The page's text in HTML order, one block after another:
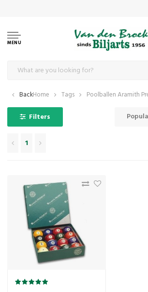
MENU
BackHome Tags Poolballen Aramith
Filters
1